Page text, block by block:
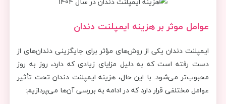
عوامل موثر بر هزینه ایمپلنت دندان
ایمپلنت دندان یکی از روش‌های مؤثر برای جایگزینی دندان‌های از
دست رفته است که به دلیل مزایای زیادی که دارد، روز به روز
محبوب‌تر می‌شود. با این حال، هزینه ایمپلنت دندان تحت تأثیر
عوامل مختلفی قرار دارد که در ادامه به بررسی آن‌ها می‌پردازیم: